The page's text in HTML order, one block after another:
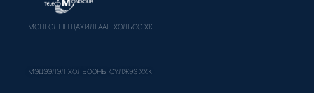
МОНГОЛЫН ЦАХИЛГААН ХОЛБОО ХК
МЭДЭЭЛЭЛ ХОЛБООНЫ СҮЛЖЭЭ ХХК